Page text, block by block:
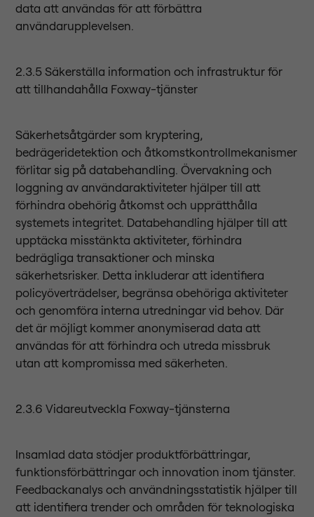
data att användas för att förbättra
användarupplevelsen.
2.3.5 Säkerställa information och infrastruktur för
att tillhandahålla Foxway-tjänster
Säkerhetsåtgärder som kryptering,
bedrägeridetektion och åtkomstkontrollmekanismer
förlitar sig på databehandling. Övervakning och
loggning av användaraktiviteter hjälper till att
förhindra obehörig åtkomst och upprätthålla
systemets integritet. Databehandling hjälper till att
upptäcka misstänkta aktiviteter, förhindra
bedrägliga transaktioner och minska
säkerhetsrisker. Detta inkluderar att identifiera
policyöverträdelser, begränsa obehöriga aktiviteter
och genomföra interna utredningar vid behov. Där
det är möjligt kommer anonymiserad data att
användas för att förhindra och utreda missbruk
utan att kompromissa med säkerheten.
2.3.6 Vidareutveckla Foxway-tjänsterna
Insamlad data stödjer produktförbättringar,
funktionsförbättringar och innovation inom tjänster.
Feedbackanalys och användningsstatistik hjälper till
att identifiera trender och områden för teknologiska